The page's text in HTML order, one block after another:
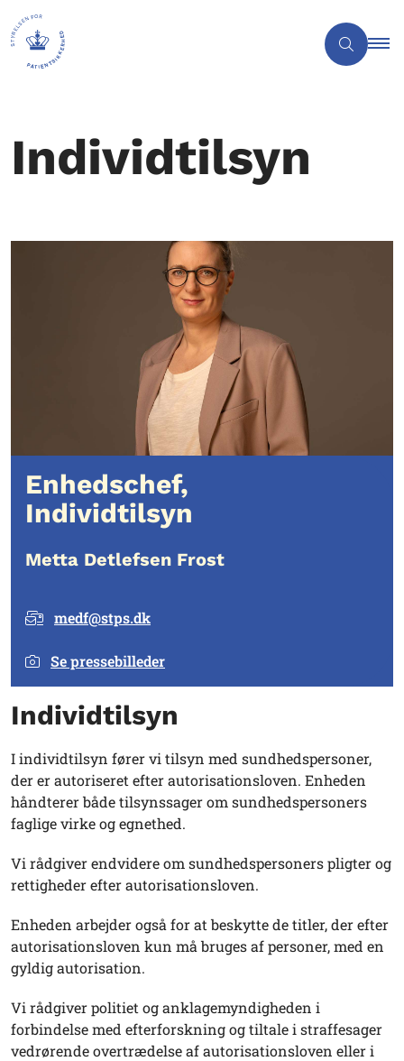
Individtilsyn
Enhedschef,
Individtilsyn
Metta Detlefsen Frost
medf@stps.dk
Se pressebilleder
Individtilsyn
I individtilsyn fører vi tilsyn med sundhedspersoner,
der er autoriseret efter autorisationsloven. Enheden
håndterer både tilsynssager om sundhedspersoners
faglige virke og egnethed.
Vi rådgiver endvidere om sundhedspersoners pligter og
rettigheder efter autorisationsloven.
Enheden arbejder også for at beskytte de titler, der efter
autorisationsloven kun må bruges af personer, med en
gyldig autorisation.
Vi rådgiver politiet og anklagemyndigheden i
forbindelse med efterforskning og tiltale i straffesager
vedrørende overtrædelse af autorisationsloven eller i